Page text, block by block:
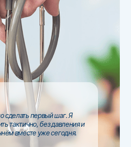
сделать первый шаг. Я
тактично, без давления и
вместе уже сегодня.